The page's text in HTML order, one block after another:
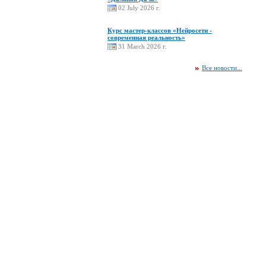
02 July 2026 г.
Курс мастер-классов «Нейросети -
современная реальность»
31 March 2026 г.
Все новости...